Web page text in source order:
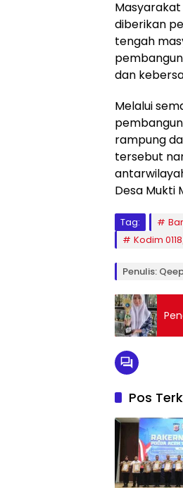
diberikan
tengah
dan
Melalui
rampung
tersebut
Desa Mukti
Tag:
Kodim
Penulis:
Pos